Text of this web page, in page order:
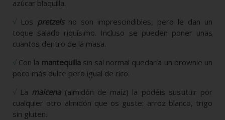
azúcar blaquilla.
√
Los pretzelsno son imprescindibles, pero le dan un
toque salado riquísimo. Incluso se pueden poner unas
cuantos dentro de la masa.
√ Con la mantequillasin sal normal quedaría un brownie un
poco más dulce pero igual de rico.
√ La maicena(almidón de maíz) la podéis sustituir por
cualquier otro almidón que os guste: arroz blanco, trigo
sin gluten.